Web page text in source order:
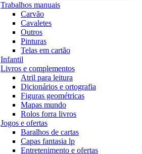
Trabalhos manuais
Carvão
Cavaletes
Outros
Pinturas
Telas em cartão
Infantil
Livros e complementos
Atril para leitura
Dicionários e ortografia
Figuras geométricas
Mapas mundo
Rolos forra livros
Jogos e ofertas
Baralhos de cartas
Capas fantasia lp
Entretenimento e ofertas